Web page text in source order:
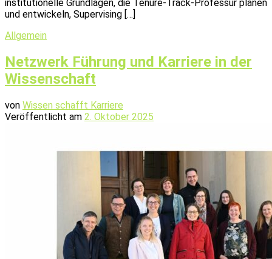
institutionelle Grundlagen, die Tenure-Track-Professur planen
und entwickeln, Supervising […]
Allgemein
Netzwerk Führung und Karriere in der
Wissenschaft
von Wissen schafft Karriere
Veröffentlicht am 2. Oktober 2025